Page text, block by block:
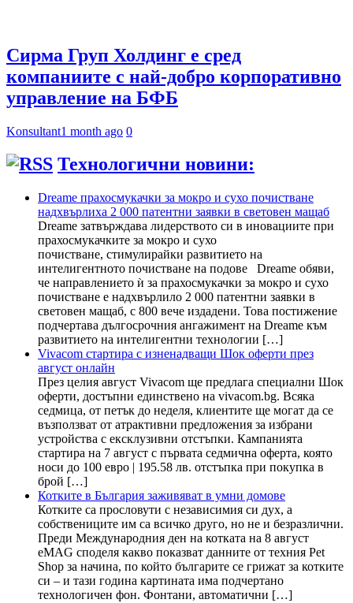
Сирма Груп Холдинг е сред
компаниите с най-добро корпоративно
управление на БФБ
Konsultant1 month ago 0
Технологични новини:
Dreame прахосмукачки за мокро и сухо почистване
надхвърлиха 2 000 патентни заявки в световен мащаб
Dreame затвърждава лидерството си в иновациите при
прахосмукачките за мокро и сухо
почистване, стимулирайки развитието на
интелигентното почистване на подове Dreame обяви,
че направлението ѝ за прахосмукачки за мокро и сухо
почистване е надхвърлило 2 000 патентни заявки в
световен мащаб, с 800 вече издадени. Това постижение
подчертава дългосрочния ангажимент на Dreame към
развитието на интелигентни технологии […]
Vivacom стартира с изненадващи Шок оферти през
август онлайн
През целия август Vivacom ще предлага специални Шок
оферти, достъпни единствено на vivacom.bg. Всяка
седмица, от петък до неделя, клиентите ще могат да се
възползват от атрактивни предложения за избрани
устройства с ексклузивни отстъпки. Кампанията
стартира на 7 август с първата седмична оферта, която
носи до 100 евро | 195.58 лв. отстъпка при покупка в
брой […]
Котките в България заживяват в умни домове
Котките са прословути с независимия си дух, а
собствениците им са всичко друго, но не и безразлични.
Преди Международния ден на котката на 8 август
eMAG споделя какво показват данните от техния Pet
Shop за начина, по който българите се грижат за котките
си – и тази година картината има подчертано
технологичен фон. Фонтани, автоматични […]